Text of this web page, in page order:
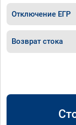
Отключение ЕГР
Возврат стока